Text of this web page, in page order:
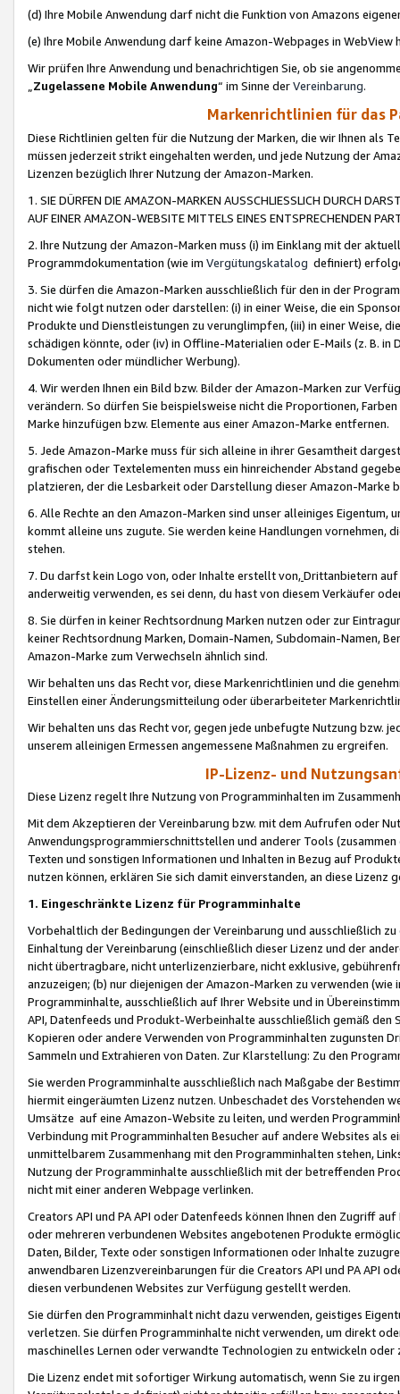
(d) Ihre Mobile Anwendung darf nicht die Funktion von Amazons
(e) Ihre Mobile Anwendung darf keine Amazon-Webpages in WebView
Wir prüfen Ihre Anwendung und benachrichtigen Sie, ob sie
„Zugelassene Mobile Anwendung“ im Sinne derVereinbarung.
Markenrichtlinien für das
Diese Richtlinien gelten für die Nutzung der Marken, die wir Ihnen als
müssen jederzeit strikt eingehalten werden, und jede Nutzung der
Lizenzen bezüglich Ihrer Nutzung der Amazon-Marken.
1. SIE DÜRFEN DIE AMAZON-MARKEN AUSSCHLIESSLICH DURCH
AUF EINER AMAZON-WEBSITE MITTELS EINES ENTSPRECHENDEN
2. Ihre Nutzung der Amazon-Marken muss (i) im Einklang mit der
Programmdokumentation (wie im Vergütungskatalog definiert)
3. Sie dürfen die Amazon-Marken ausschließlich für den in der
nicht wie folgt nutzen oder darstellen: (i) in einer Weise, die ein
Produkte und Dienstleistungen zu verunglimpfen, (iii) in einer Weise,
schädigen könnte, oder (iv) in Offline-Materialien oder E-Mails (z. B. in
Dokumenten oder mündlicher Werbung).
4. Wir werden Ihnen ein Bild bzw. Bilder der Amazon-Marken zur
verändern. So dürfen Sie beispielsweise nicht die Proportionen,
Marke hinzufügen bzw. Elemente aus einer Amazon-Marke entfernen.
5. Jede Amazon-Marke muss für sich alleine in ihrer Gesamtheit
grafischen oder Textelementen muss ein hinreichender Abstand
platzieren, der die Lesbarkeit oder Darstellung dieser Amazon-Marke
6. Alle Rechte an den Amazon-Marken sind unser alleiniges
kommt alleine uns zugute. Sie werden keine Handlungen vornehmen,
stehen.
7. Du darfst kein Logo von, oder Inhalte erstellt von,Drittanbietern auf
anderweitig verwenden, es sei denn, du hast von diesem Verkäufer
8. Sie dürfen in keiner Rechtsordnung Marken nutzen oder zur
keiner Rechtsordnung Marken, Domain-Namen, Subdomain-Namen,
Amazon-Marke zum Verwechseln ähnlich sind.
Wir behalten uns das Recht vor, diese Markenrichtlinien und die
Einstellen einer Änderungsmitteilung oder überarbeiteter
Wir behalten uns das Recht vor, gegen jede unbefugte Nutzung bzw.
unserem alleinigen Ermessen angemessene Maßnahmen zu ergreifen.
IP-Lizenz- und
Diese Lizenz regelt Ihre Nutzung von Programminhalten im
Mit dem Akzeptieren der Vereinbarung bzw. mit dem Aufrufen oder
Anwendungsprogrammierschnittstellen und anderer Tools (zusammen
Texten und sonstigen Informationen und Inhalten in Bezug auf
nutzen können, erklären Sie sich damit einverstanden, an diese Lizenz
1. Eingeschränkte Lizenz für Programminhalte
Vorbehaltlich der Bedingungen der Vereinbarung und ausschließlich
Einhaltung der Vereinbarung (einschließlich dieser Lizenz und der
nicht übertragbare, nicht unterlizenzierbare, nicht exklusive,
anzuzeigen; (b) nur diejenigen der Amazon-Marken zu verwenden
Programminhalte, ausschließlich auf Ihrer Website und in
API, Datenfeeds und Produkt-Werbeinhalte ausschließlich gemäß
Kopieren oder andere Verwenden von Programminhalten zugunsten
Sammeln und Extrahieren von Daten. Zur Klarstellung: Zu den
Sie werden Programminhalte ausschließlich nach Maßgabe der
hiermit eingeräumten Lizenz nutzen. Unbeschadet des Vorstehenden
Umsätze auf eine Amazon-Website zu leiten, und werden
Verbindung mit Programminhalten Besucher auf andere Websites als
unmittelbarem Zusammenhang mit den Programminhalten stehen,
Nutzung der Programminhalte ausschließlich mit der betreffenden
nicht mit einer anderen Webpage verlinken.
Creators API und PA API oder Datenfeeds können Ihnen den Zugriff
oder mehreren verbundenen Websites angebotenen Produkte
Daten, Bilder, Texte oder sonstigen Informationen oder Inhalte
anwendbaren Lizenzvereinbarungen für die Creators API und PA API
diesen verbundenen Websites zur Verfügung gestellt werden.
Sie dürfen den Programminhalt nicht dazu verwenden, geistiges
verletzen. Sie dürfen Programminhalte nicht verwenden, um direkt
maschinelles Lernen oder verwandte Technologien zu entwickeln
Die Lizenz endet mit sofortiger Wirkung automatisch, wenn Sie zu